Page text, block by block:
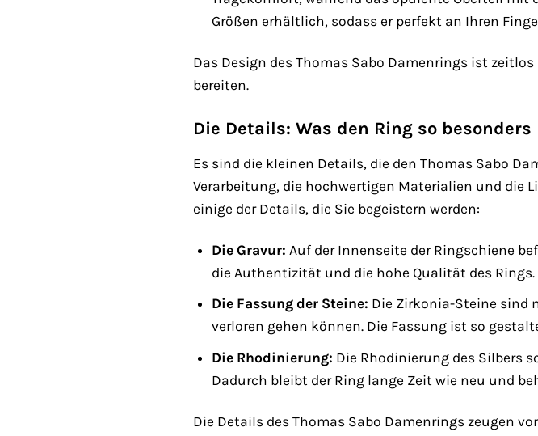
Größen erhältlich, sodass er perfekt an Ihren
Das Design des Thomas Sabo Damenrings ist
bereiten.
Die Details: Was den Ring so
Es sind die kleinen Details, die den Thomas Sabo
Verarbeitung, die hochwertigen Materialien und die
einige der Details, die Sie begeistern werden:
Die Gravur: Auf der Innenseite der Ringschiene
die Authentizität und die hohe Qualität des Rings.
Die Fassung der Steine: Die Zirkonia-Steine sind
verloren gehen können. Die Fassung ist so
Die Rhodinierung: Die Rhodinierung des Silbers
Dadurch bleibt der Ring lange Zeit wie neu und
Die Details des Thomas Sabo Damenrings zeugen